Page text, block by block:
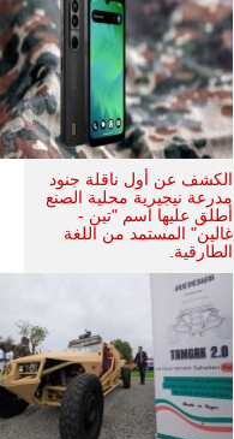
الكشف عن أول ناقلة جنود
مدرعة نيجيرية محلية الصنع
أطلق عليها اسم "تين -
غالين" المستمد من اللغة
الطارقية.